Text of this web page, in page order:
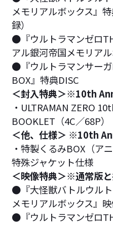
メモリアルボックス』
録）
●『ウルトラマンゼロ
アル銀河帝国メモリア
●『ウルトラマンサー
BOX』特典DISC
＜封入特典＞※10th
・ULTRAMAN ZERO
BOOKLET（4C／68P）
＜他、仕様＞ ※10th
・特製くるみBOX（ア
特殊ジャケット仕様
＜映像特典＞※通常版
●『大怪獣バトルウル
メモリアルボックス』
●『ウルトラマンゼロ